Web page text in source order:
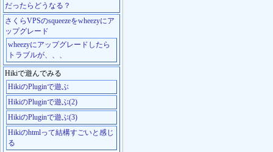
だったらどうなる？
さくらVPSのsqueezeをwheezyにア
ップグレード
wheezyにアップグレードしたら
トラブルが、、、
Hikiで遊んでみる
HikiのPluginで遊ぶ
HikiのPluginで遊ぶ(2)
HikiのPluginで遊ぶ(3)
Hikiのhtmlって結構すごいと感じ
る